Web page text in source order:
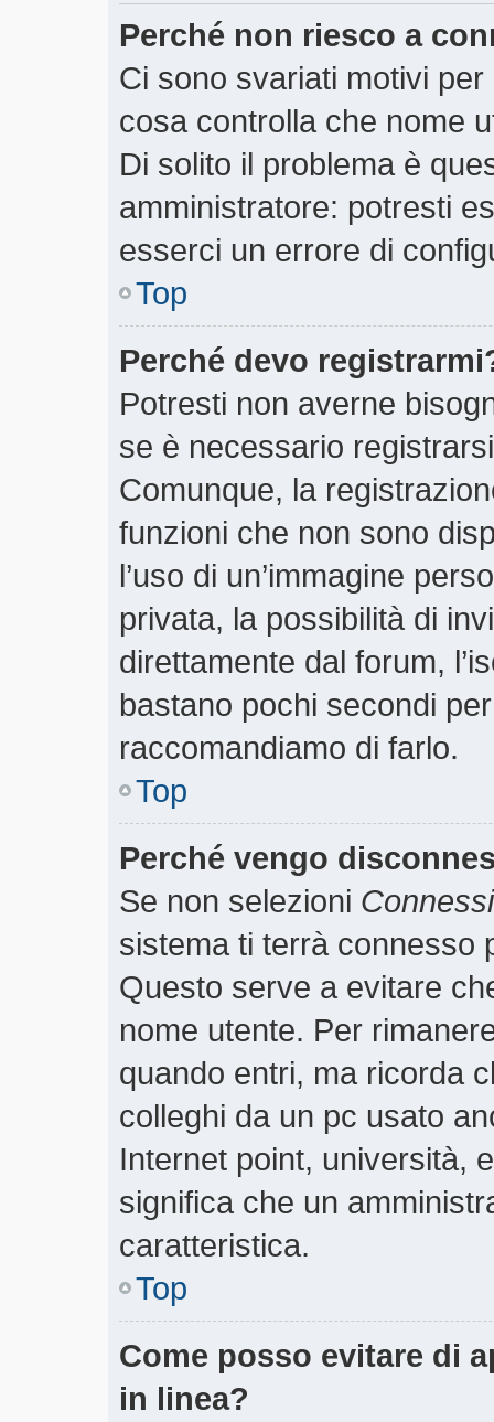
Perché non riesco a
Ci sono svariati motivi
cosa controlla che nome
Di solito il problema è
amministratore: potresti
esserci un errore di
Top
Perché devo
Potresti non averne
se è necessario
Comunque, la
funzioni che non sono
l’uso di un’immagine
privata, la possibilità di
direttamente dal forum,
bastano pochi secondi
raccomandiamo di farlo.
Top
Perché vengo
Se non selezioni
sistema ti terrà connesso
Questo serve a evitare
nome utente. Per
quando entri, ma ricorda
colleghi da un pc usato
Internet point, università,
significa che un
caratteristica.
Top
Come posso evitare di
in linea?